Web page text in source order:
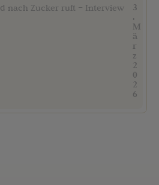
nach Zucker ruft – Interview
3
.
M
ä
r
z
2
0
2
6